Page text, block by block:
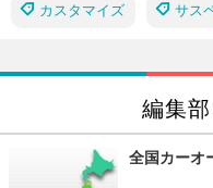
カスタマイズ サス
編集
全国カーオ